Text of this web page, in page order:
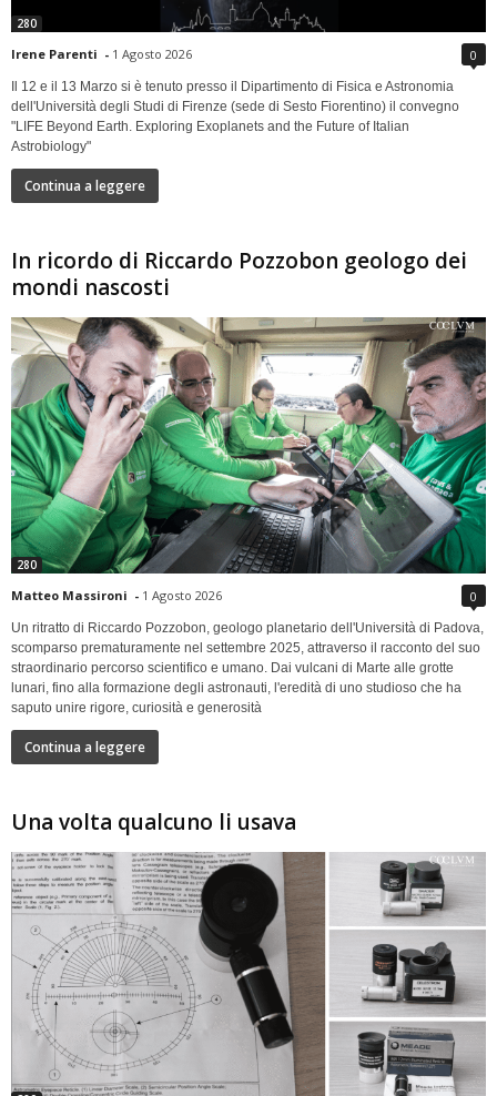
280
Irene Parenti - 1 Agosto 2026 0
Il 12 e il 13 Marzo si è tenuto presso il Dipartimento di Fisica e Astronomia
dell'Università degli Studi di Firenze (sede di Sesto Fiorentino) il convegno
"LIFE Beyond Earth. Exploring Exoplanets and the Future of Italian
Astrobiology"
Continua a leggere
In ricordo di Riccardo Pozzobon geologo dei
mondi nascosti
280
Matteo Massironi - 1 Agosto 2026 0
Un ritratto di Riccardo Pozzobon, geologo planetario dell'Università di Padova,
scomparso prematuramente nel settembre 2025, attraverso il racconto del suo
straordinario percorso scientifico e umano. Dai vulcani di Marte alle grotte
lunari, fino alla formazione degli astronauti, l'eredità di uno studioso che ha
saputo unire rigore, curiosità e generosità
Continua a leggere
Una volta qualcuno li usava